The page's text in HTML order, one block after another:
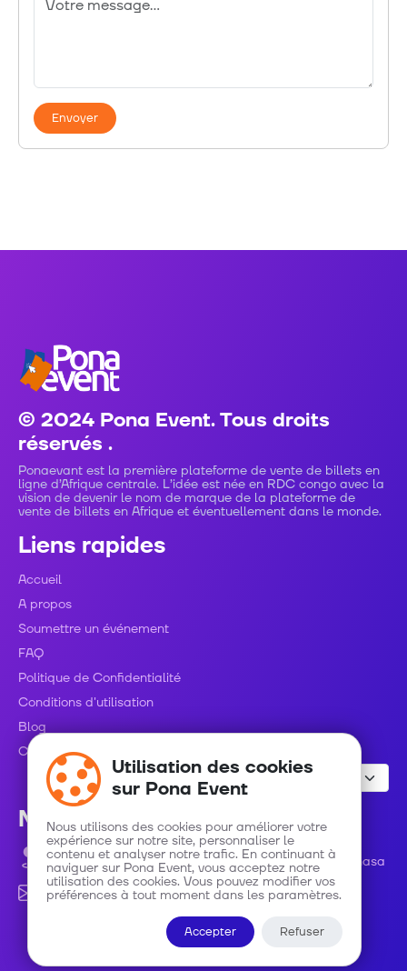
Envoyer
© 2024 Pona Event. Tous droits
réservés .
Ponaevant est la première plateforme de vente de billets en
ligne d’Afrique centrale. L’idée est née en RDC congo avec la
vision de devenir le nom de marque de la plateforme de
vente de billets en Afrique et éventuellement dans le monde.
Liens rapides
Accueil
A propos
Soumettre un événement
FAQ
Politique de Confidentialité
Conditions d'utilisation
Blog
Contact
Nous contacter
Avenue Roi Baudouin numéro 48 C/ Gombe - Kinshasa
info@ponaevent.com
Utilisation des cookies
sur Pona Event
Nous utilisons des cookies pour améliorer votre
expérience sur notre site, personnaliser le
contenu et analyser notre trafic. En continuant à
naviguer sur Pona Event, vous acceptez notre
utilisation des cookies. Vous pouvez modifier vos
préférences à tout moment dans les paramètres.
Accepter Refuser